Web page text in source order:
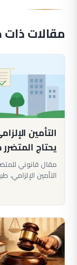
مقالات ذات
التأمين
يحتاج
مقال قانوني
التأمين الإلزامي،